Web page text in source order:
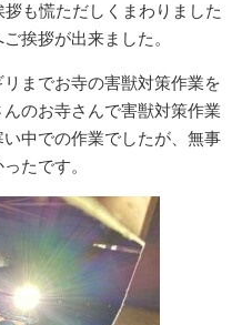
も慌ただしくまわりました
挨拶が出来ました。
までお寺の害獣対策作業を
のお寺さんで害獣対策作業
中での作業でしたが、無事
たです。